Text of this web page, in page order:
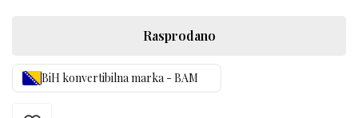
Rasprodano
BiH konvertibilna marka - BAM